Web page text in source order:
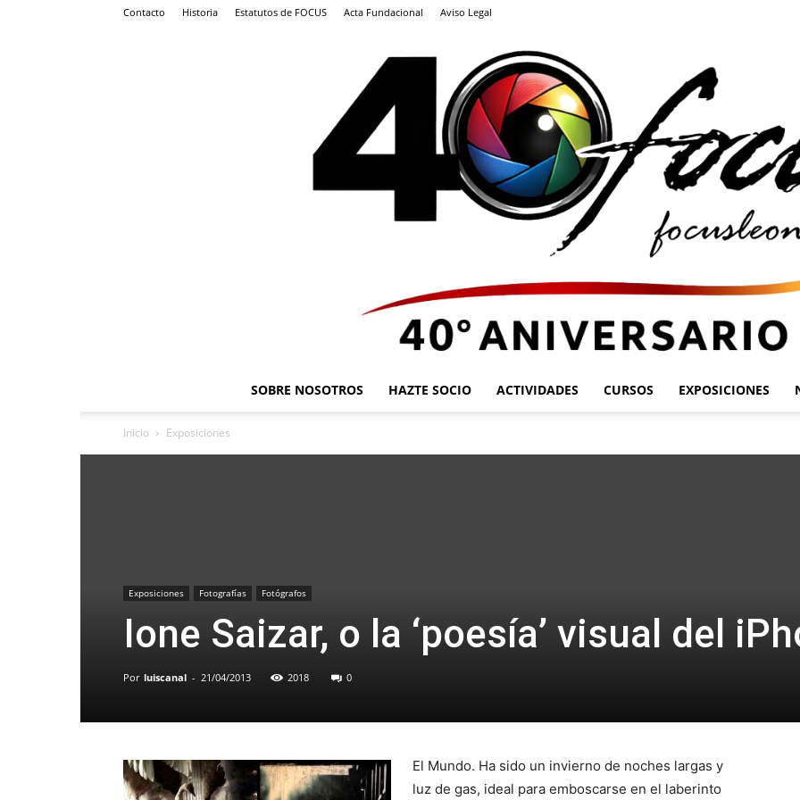
Contacto Historia Estatutos de FOCUS Acta Fundacional Aviso Legal
SOBRE NOSOTROS HAZTE SOCIO ACTIVIDADES CURSOS EXPOSICIONES
Inicio Exposiciones
Exposiciones Fotografías Fotógrafos
Ione Saizar, o la ‘poesía’ visual del
Por luiscanal - 21/04/2013 2018 0
El Mundo. Ha sido un invierno de noches largas y
luz de gas, ideal para emboscarse en el laberinto